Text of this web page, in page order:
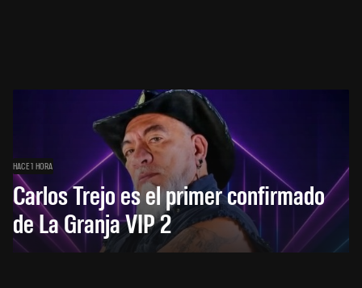
HACE 1 HORA
Carlos Trejo es el primer confirmado
de La Granja VIP 2